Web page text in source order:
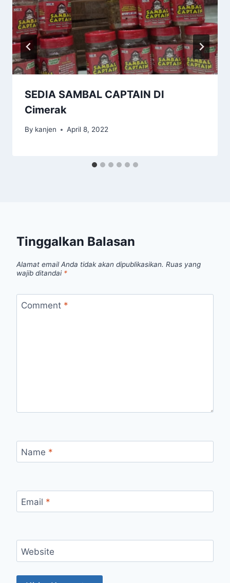
SEDIA SAMBAL CAPTAIN DI
Cimerak
By kanjen April 8, 2022
Tinggalkan Balasan
Alamat email Anda tidak akan dipublikasikan. Ruas yang
wajib ditandai *
Comment *
Name *
Email *
Website